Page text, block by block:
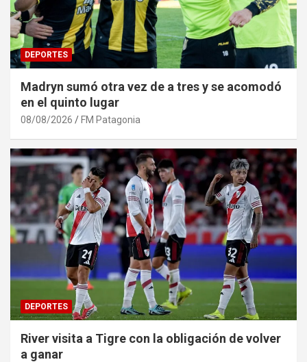
DEPORTES
Madryn sumó otra vez de a tres y se acomodó
en el quinto lugar
08/08/2026 FM Patagonia
DEPORTES
River visita a Tigre con la obligación de volver
a ganar